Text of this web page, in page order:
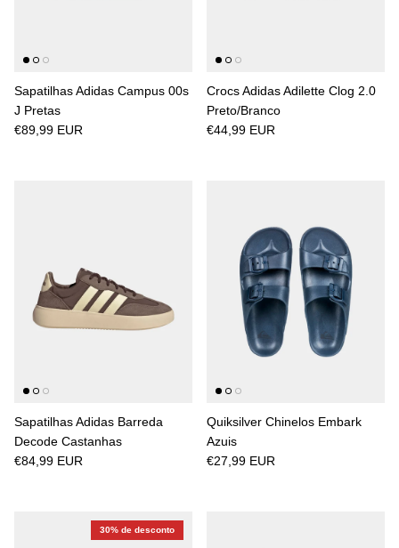
Sapatilhas Adidas Campus 00s
J Pretas
€89,99 EUR
Crocs Adidas Adilette Clog 2.0
Preto/Branco
€44,99 EUR
Sapatilhas Adidas Barreda
Decode Castanhas
€84,99 EUR
Quiksilver Chinelos Embark
Azuis
€27,99 EUR
30% de desconto